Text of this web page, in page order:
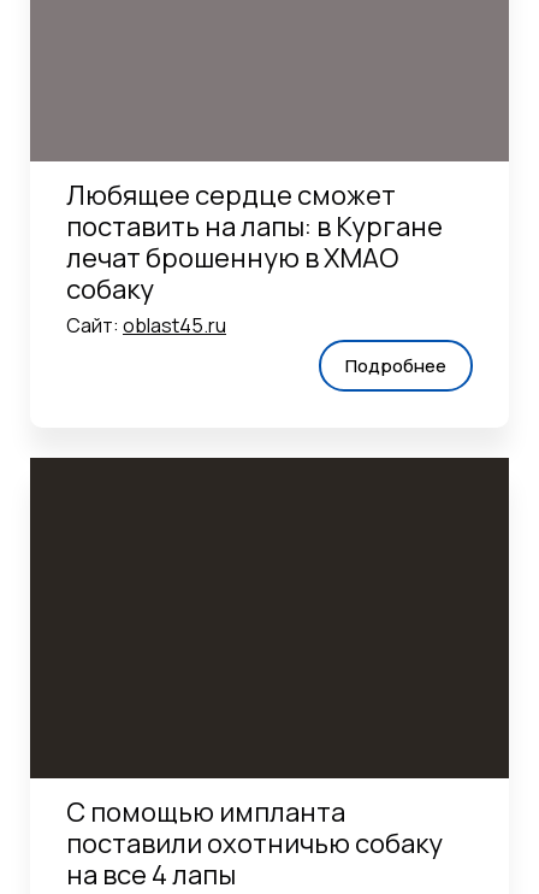
Любящее сердце сможет
поставить на лапы: в Кургане
лечат брошенную в ХМАО
собаку
Сайт: oblast45.ru
Подробнее
С помощью импланта
поставили охотничью собаку
на все 4 лапы